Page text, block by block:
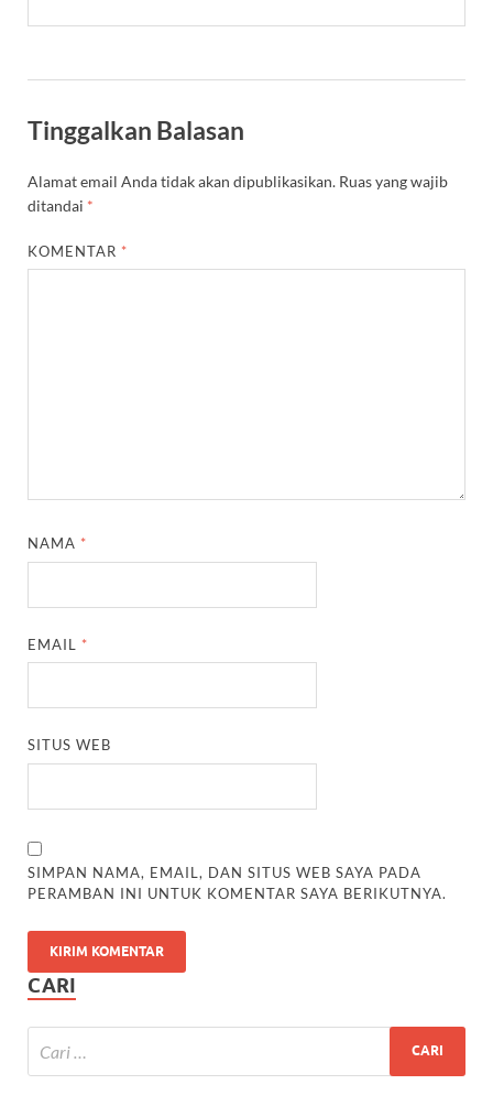
Tinggalkan Balasan
Alamat email Anda tidak akan dipublikasikan. Ruas yang wajib
ditandai *
KOMENTAR *
NAMA *
EMAIL *
SITUS WEB
SIMPAN NAMA, EMAIL, DAN SITUS WEB SAYA PADA
PERAMBAN INI UNTUK KOMENTAR SAYA BERIKUTNYA.
CARI